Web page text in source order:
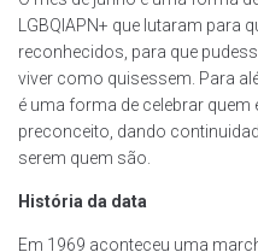
LGBQIAPN+ que lutaram para
reconhecidos, para que
viver como quisessem. Para
é uma forma de celebrar
preconceito, dando
serem quem são.
História da data
Em 1969 aconteceu uma